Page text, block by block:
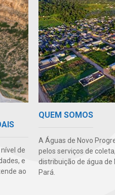
de
e
ao
QUEM SOMOS
A Águas de Novo
pelos serviços de
distribuição de água de
Pará.